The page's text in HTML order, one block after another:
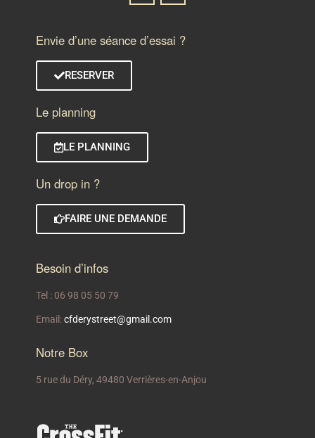
Envie d’une séance d’essai ?
RESERVER
Le planning
LE PLANNING
Un drop in ?
FAIRE UNE DEMANDE
Besoin d’infos
Tel : 06 98 05 50 79
Email:cfderystreet@gmail.com
Notre Box
5 rue du Déry, 49480 Verrières-en-Anjou